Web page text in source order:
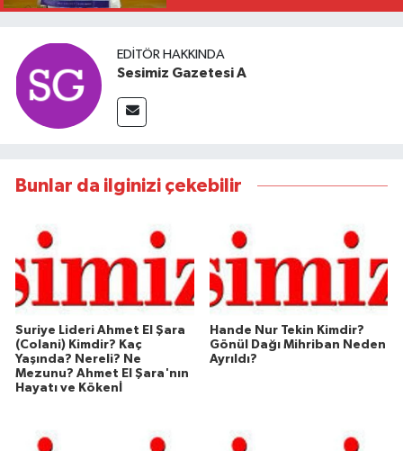
EDITÖR HAKKINDA
Sesimiz Gazetesi A
Bunlar da ilginizi çekebilir
Suriye Lideri Ahmet El Şara
(Colani) Kimdir? Kaç
Yaşında? Nereli? Ne
Mezunu? Ahmet El Şara'nın
Hayatı ve Kökenİ
Hande Nur Tekin Kimdir?
Gönül Dağı Mihriban Neden
Ayrıldı?